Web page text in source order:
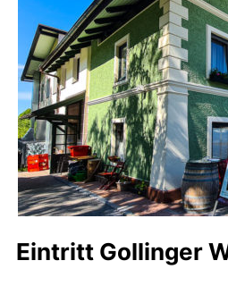
Eintritt Gollinger